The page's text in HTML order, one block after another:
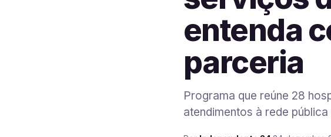
entenda
parceria
Programa que reúne 28
atendimentos à rede